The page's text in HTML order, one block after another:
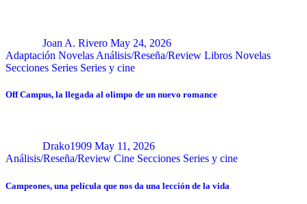
Joan A. Rivero May 24, 2026
Adaptación Novelas Análisis/Reseña/Review Libros Novelas
Secciones Series Series y cine
Off Campus, la llegada al olimpo de un nuevo romance
Drako1909 May 11, 2026
Análisis/Reseña/Review Cine Secciones Series y cine
Campeones, una película que nos da una lección de la vida